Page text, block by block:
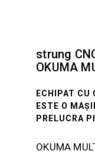
strung
OKUMA
ECHIPAT CU
ESTE O
PRELUCRA
OKUMA